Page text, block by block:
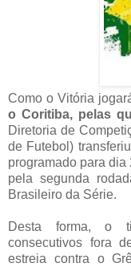
Como o Vitória
o Coritiba, pelas
Diretoria de
de Futebol)
programado para
pela segunda
Brasileiro da Série.
Desta forma, o
consecutivos fora
estreia contra o